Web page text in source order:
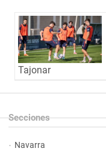
Tajonar
Secciones
Navarra